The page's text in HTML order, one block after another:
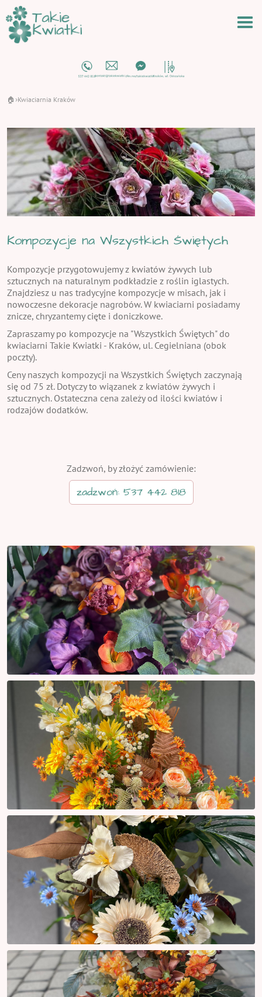
🏠 ›Kwiaciarnia Kraków
Kompozycje na Wszystkich Świętych
Kompozycje przygotowujemy z kwiatów żywych lub
sztucznych na naturalnym podkładzie z roślin iglastych.
Znajdziesz u nas tradycyjne kompozycje w misach, jak i
nowoczesne dekoracje nagrobów. W kwiaciarni posiadamy
znicze, chryzantemy cięte i doniczkowe.
Zapraszamy po kompozycje na "Wszystkich Świętych" do
kwiaciarni Takie Kwiatki - Kraków, ul. Cegielniana (obok
poczty).
Ceny naszych kompozycji na Wszystkich Świętych zaczynają
się od 75 zł. Dotyczy to wiązanek z kwiatów żywych i
sztucznych. Ostateczna cena zależy od ilości kwiatów i
rodzajów dodatków.
Zadzwoń, by złożyć zamówienie:
zadzwoń: 537 442 818